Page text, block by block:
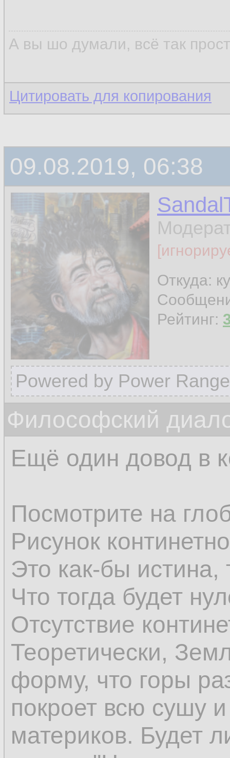
А вы шо думали, всё так
Цитировать для копирования
09.08.2019, 06:38
Откуда:
Рейтинг:
Powered by Power
Философский
Ещё один довод в
Посмотрите на
Рисунок
Это как-бы истина,
Что тогда будет
Отсутствие
Теоретически,
форму, что горы
покроет всю сушу
материков. Будет